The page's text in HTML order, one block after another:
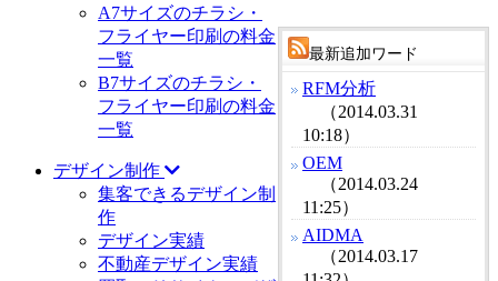
最新追加ワード
RFM分析
（2014.03.31
10:18）
OEM
（2014.03.24
11:25）
AIDMA
（2014.03.17
A7サイズのチラシ・
フライヤー印刷の料金
一覧
B7サイズのチラシ・
フライヤー印刷の料金
一覧
デザイン制作
集客できるデザイン制
作
デザイン実績
不動産デザイン実績